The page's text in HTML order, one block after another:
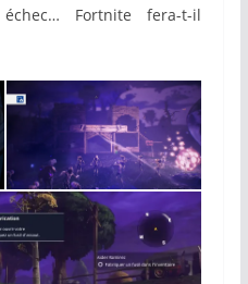
Fortnite fera-t-il